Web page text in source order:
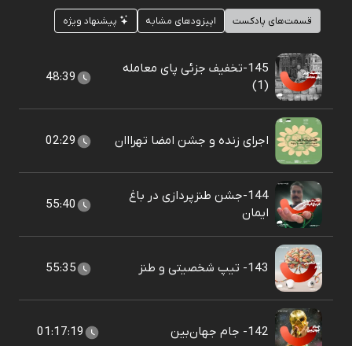
قسمت‌های پادکست اپیزودهای مشابه پیشنهاد ویژه
145-تخفیف جزئی پای معامله
(1)
48:39
اجرای زنده و جشن امضا تهرااان 02:29
144-جشن طنزپردازی در باغ
ایمان
55:40
143- تیپ شخصیتی و طنز 55:35
142- جام جهان‌بین 01:17:19